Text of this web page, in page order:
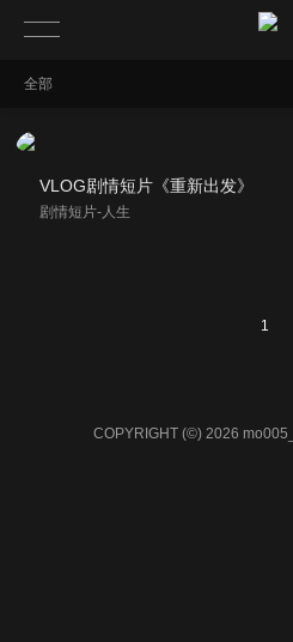
VLOG剧情短片《重新出发》
剧情短片-人生
1
COPYRIGHT (©) 2026
全部